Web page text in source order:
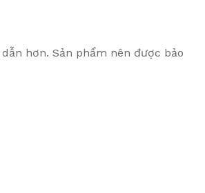
hơn. Sản phẩm nên được bảo